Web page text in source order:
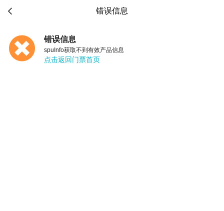
 错误信息
错误信息
spuInfo获取不到有效产品信息
点击返回门票首页